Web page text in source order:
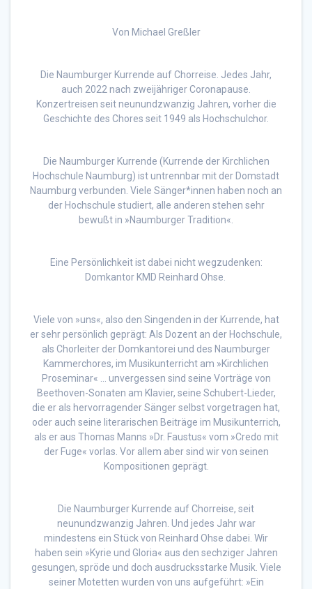
Von Michael Greßler
Die Naumburger Kurrende auf Chorreise. Jedes Jahr,
auch 2022 nach zweijähriger Coronapause.
Konzertreisen seit neunundzwanzig Jahren, vorher die
Geschichte des Chores seit 1949 als Hochschulchor.
Die Naumburger Kurrende (Kurrende der Kirchlichen
Hochschule Naumburg) ist untrennbar mit der Domstadt
Naumburg verbunden. Viele Sänger*innen haben noch an
der Hochschule studiert, alle anderen stehen sehr
bewußt in »Naumburger Tradition«.
Eine Persönlichkeit ist dabei nicht wegzudenken:
Domkantor KMD Reinhard Ohse.
Viele von »uns«, also den Singenden in der Kurrende, hat
er sehr persönlich geprägt: Als Dozent an der Hochschule,
als Chorleiter der Domkantorei und des Naumburger
Kammerchores, im Musikunterricht am »Kirchlichen
Proseminar« … unvergessen sind seine Vorträge von
Beethoven-Sonaten am Klavier, seine Schubert-Lieder,
die er als hervorragender Sänger selbst vorgetragen hat,
oder auch seine literarischen Beiträge im Musikunterrich,
als er aus Thomas Manns »Dr. Faustus« vom »Credo mit
der Fuge« vorlas. Vor allem aber sind wir von seinen
Kompositionen geprägt.
Die Naumburger Kurrende auf Chorreise, seit
neunundzwanzig Jahren. Und jedes Jahr war
mindestens ein Stück von Reinhard Ohse dabei. Wir
haben sein »Kyrie und Gloria« aus den sechziger Jahren
gesungen, spröde und doch ausdrucksstarke Musik. Viele
seiner Motetten wurden von uns aufgeführt: »Ein